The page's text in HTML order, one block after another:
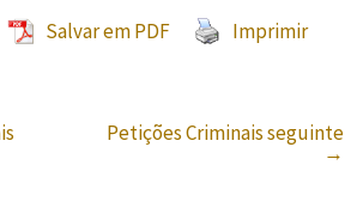
Salvar em PDF Imprimir
Petições Criminais seguinte
→